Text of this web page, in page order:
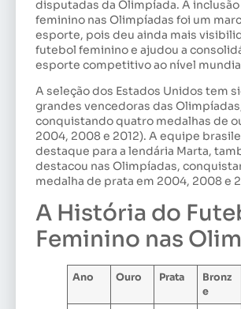
disputadas da Olimpíada. A
feminino nas Olimpíadas foi um
esporte, pois deu ainda mais
futebol feminino e ajudou a
esporte competitivo ao nível
A seleção dos Estados Unidos tem
grandes vencedoras das
conquistando quatro medalhas de
2004, 2008 e 2012). A equipe
destaque para a lendária Marta,
destacou nas Olimpíadas,
medalha de prata em 2004, 2008 e
A História do
Feminino nas
Ano Ouro Prata
Bronz
e